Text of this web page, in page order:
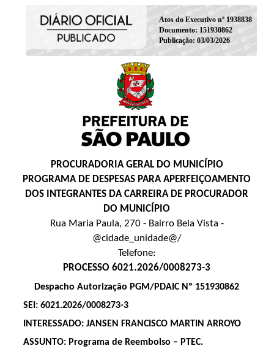
Atos do Executivo nº 1938838
Documento: 151930862
Publicação: 03/03/2026
PROCURADORIA GERAL DO MUNICÍPIO
PROGRAMA DE DESPESAS PARA APERFEIÇOAMENTO
DOS INTEGRANTES DA CARREIRA DE PROCURADOR
DO MUNICÍPIO
Rua Maria Paula, 270 - Bairro Bela Vista -
@cidade_unidade@/
Telefone:
PROCESSO 6021.2026/0008273-3
Despacho Autorização PGM/PDAIC Nº 151930862
SEI: 6021.2026/0008273-3
INTERESSADO: JANSEN FRANCISCO MARTIN ARROYO
ASSUNTO: Programa de Reembolso – PTEC.